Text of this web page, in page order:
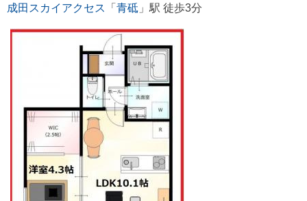
成田スカイアクセス
「 青砥 」駅 徒歩3分